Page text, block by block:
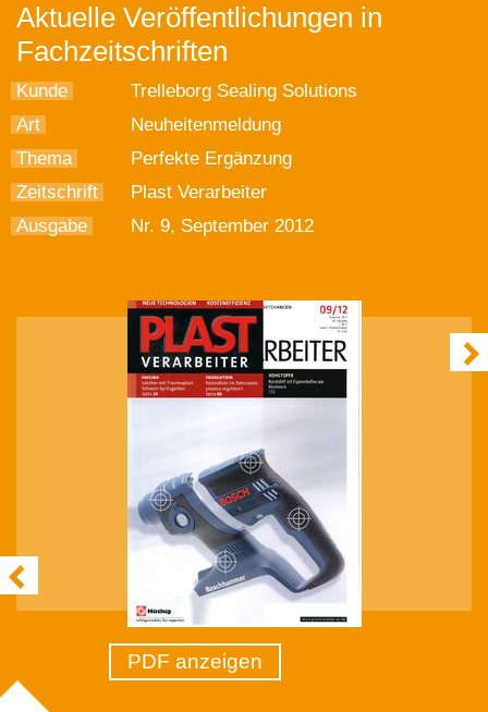
Aktuelle Veröffentlichungen in
Fachzeitschriften
Kunde
Trelleborg Sealing Solutions
Art
Neuheitenmeldung
Thema
Perfekte Ergänzung
Zeitschrift
Plast Verarbeiter
Ausgabe
Nr. 9, September 2012
PDF anzeigen